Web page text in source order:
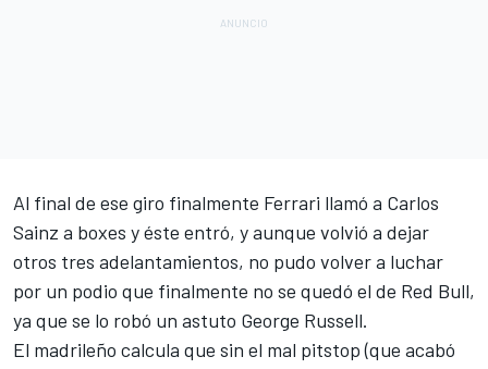
Al final de ese giro finalmente Ferrari llamó a Carlos
Sainz a boxes y éste entró, y aunque volvió a dejar
otros tres adelantamientos, no pudo volver a luchar
por un podio que finalmente no se quedó el de Red Bull,
ya que se lo robó un astuto George Russell.
El madrileño calcula que sin el mal pitstop (que acabó